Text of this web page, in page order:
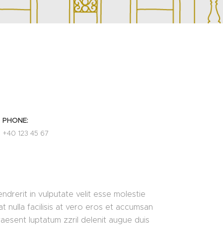
PHONE:
+40 123 45 67
in vulputate velit esse molestie
nulla facilisis at vero eros et accumsan
luptatum zzril delenit augue duis